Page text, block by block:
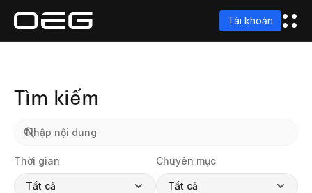
Tài khoản
Tìm kiếm
Thời gian
Tất cả
Chuyên mục
Tất cả